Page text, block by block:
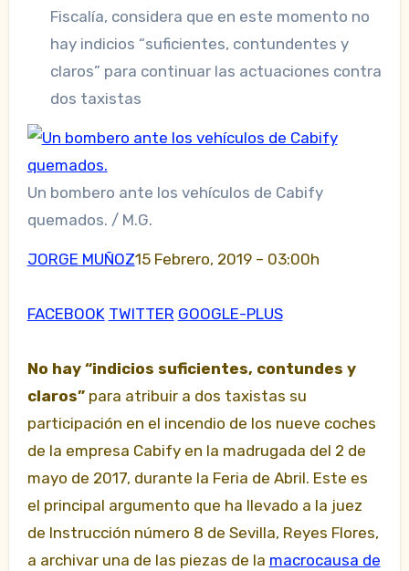
Fiscalía, considera que en este momento no
hay indicios “suficientes, contundentes y
claros” para continuar las actuaciones contra
dos taxistas
Un bombero ante los vehículos de Cabify
quemados. / M.G.
JORGE MUÑOZ15 Febrero, 2019 – 03:00h
FACEBOOK TWITTER GOOGLE-PLUS
No hay “indicios suficientes, contundes y
claros”para atribuir a dos taxistas su
participación en el incendio de los nueve coches
de la empresa Cabify en la madrugada del 2 de
mayo de 2017, durante la Feria de Abril. Este es
el principal argumento que ha llevado a la juez
de Instrucción número 8 de Sevilla, Reyes Flores,
a archivar una de las piezas de la macrocausa de